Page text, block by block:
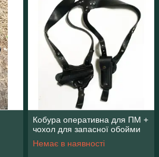
Кобура оперативна для ПМ +
чохол для запасної обойми
Немає в наявності